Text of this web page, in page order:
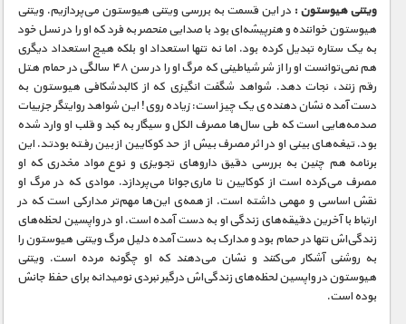
ویتنی هیوستون : در این قسمت به بررسی ویتنی هیوستون می‌پردازیم. ویتنی
هیوستون خواننده و هنرپیشه‌ای بود با صدایی منحصر به فرد که او را در نسل خود
به یک ستاره تبدیل کرده بود. اما نه تنها استعداد او بلکه هیچ استعداد دیگری
هم نمی‌توانست او را از شر شیاطینی که مرگ او را در سن ۴۸ سالگی در حمام هتل
رقم زنند، نجات دهد. شواهد شگفت انگیزی که از کالبدشکافی هیوستون به
دست آمده نشان دهنده‌ی یک چیز است: زیاده روی! این شواهد روایتگر جزییات
صدمه‌هایی است که طی سال‌ها مصرف الکل و سیگار به کبد و قلب او وارد شده
بود. تیغه‌های بینی او در اثر مصرف بیش از حد کوکایین از بین رفته بودتد. این
برنامه هم چنین به بررسی دقیق داروهای تجویزی و نوع مواد مخدری که او
مصرف می‌کرده است از کوکایین تا ماری‌جوانا می‌پردازد. موادی که در مرگ او
نقش اساسی و مهمی داشته است. از همه‌ی این‌ها مهم‌تر مدارکی است که در
ارتباط با آخرین دقیقه‌های زندگی او به دست آمده است. او در واپسین لحظه‌های
زندگی‌اش تنها در حمام بود و مدارک به دست آمده دلیل مرگ ویتنی هیوستون را
به روشنی آشکار می‌کنند و نشان می‌دهند که او چگونه مرده است. ویتنی
هیوستون در واپسین لحظه‌های زندگی‌اش درگیر نبردی نومیدانه برای حفظ جانش
بوده است.